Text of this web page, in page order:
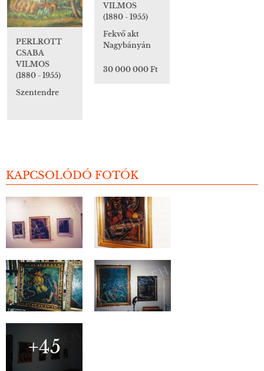
VILMOS
(1880 - 1955)
Fekvő akt
Nagybányán
30 000 000 Ft
PERLROTT
CSABA
VILMOS
(1880 - 1955)
Szentendre
KAPCSOLÓDÓ FOTÓK
+45